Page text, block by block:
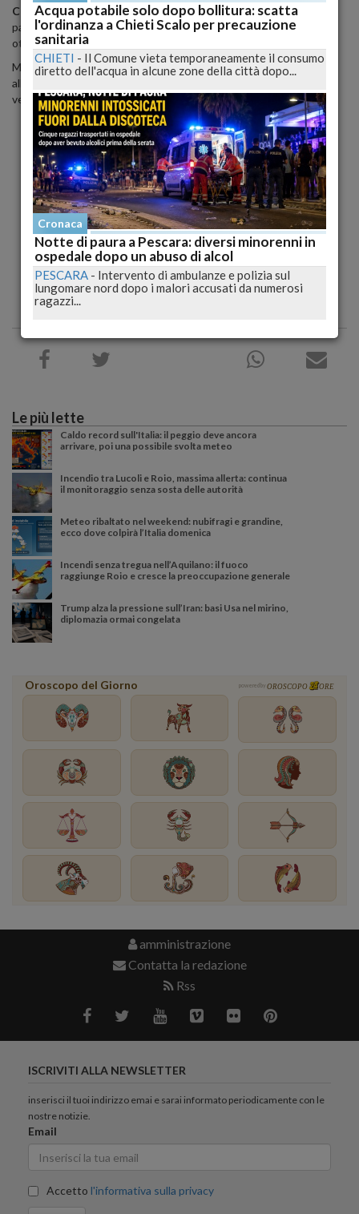
Charlotte Caniggia, ex naufraga dell'Isola dei famosi, per
partecipare come ospite alChiambretti Nightaveva chiesto, e
ottenuto, un abito alla stilista
Ma la showgirl, un po' smemorata, il giorno dopo aver partecipato
alla trasmissione è volata in Argentina portando con sé il prezioso
vestito (valore: 2 mila euro) e da allora non se ne sa più nulla.
Le più lette
Caldo record sull'Italia: il peggio deve ancora
arrivare, poi una possibile svolta meteo
Incendio tra Lucoli e Roio, massima allerta: continua
il monitoraggio senza sosta delle autorità
Meteo ribaltato nel weekend: nubifragi e grandine,
ecco dove colpirà l’Italia domenica
Incendi senza tregua nell’Aquilano: il fuoco
raggiunge Roio e cresce la preoccupazione generale
Trump alza la pressione sull’Iran: basi Usa nel mirino,
diplomazia ormai congelata
Oroscopo del Giorno powered by OROSCOPO ORE
amministrazione
Contatta la redazione
Rss
ISCRIVITI ALLA NEWSLETTER
inserisci il tuoi indirizzo emai e sarai informato periodicamente con le
nostre notizie.
Email
Accetto l'informativa sulla privacy
Acqua potabile solo dopo bollitura: scatta
l'ordinanza a Chieti Scalo per precauzione
sanitaria
CHIETI - Il Comune vieta temporaneamente il consumo
diretto dell'acqua in alcune zone della città dopo...
Cronaca
Notte di paura a Pescara: diversi minorenni in
ospedale dopo un abuso di alcol
PESCARA - Intervento di ambulanze e polizia sul
lungomare nord dopo i malori accusati da numerosi
ragazzi...